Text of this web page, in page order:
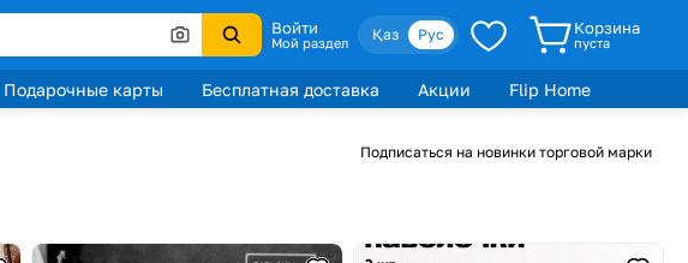
Войти
Мой раздел Қаз Рус Корзина
пуста
Подарочные карты Бесплатная доставка Акции
Flip Home
Подписаться на новинки торговой марки